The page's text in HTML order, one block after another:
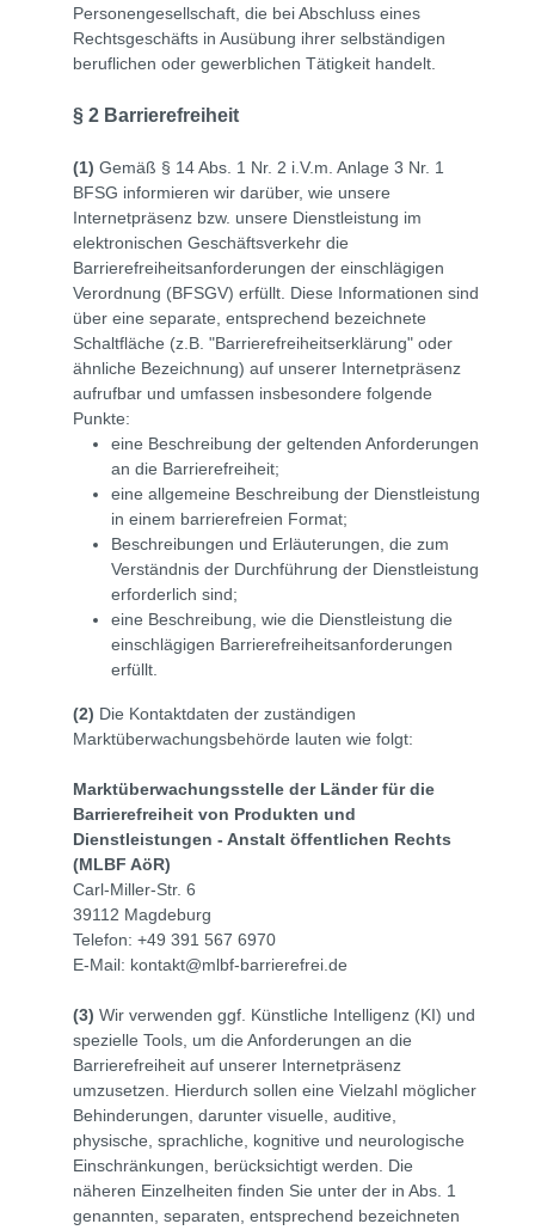
Personengesellschaft, die bei Abschluss eines
Rechtsgeschäfts in Ausübung ihrer selbständigen
beruflichen oder gewerblichen Tätigkeit handelt.
§ 2 Barrierefreiheit
(1) Gemäß § 14 Abs. 1 Nr. 2 i.V.m. Anlage 3 Nr. 1
BFSG informieren wir darüber, wie unsere
Internetpräsenz bzw. unsere Dienstleistung im
elektronischen Geschäftsverkehr die
Barrierefreiheitsanforderungen der einschlägigen
Verordnung (BFSGV) erfüllt. Diese Informationen sind
über eine separate, entsprechend bezeichnete
Schaltfläche (z.B. "Barrierefreiheitserklärung" oder
ähnliche Bezeichnung) auf unserer Internetpräsenz
aufrufbar und umfassen insbesondere folgende
Punkte:
eine Beschreibung der geltenden Anforderungen
an die Barrierefreiheit;
eine allgemeine Beschreibung der Dienstleistung
in einem barrierefreien Format;
Beschreibungen und Erläuterungen, die zum
Verständnis der Durchführung der Dienstleistung
erforderlich sind;
eine Beschreibung, wie die Dienstleistung die
einschlägigen Barrierefreiheitsanforderungen
erfüllt.
(2) Die Kontaktdaten der zuständigen
Marktüberwachungsbehörde lauten wie folgt:
Marktüberwachungsstelle der Länder für die
Barrierefreiheit von Produkten und
Dienstleistungen - Anstalt öffentlichen Rechts
(MLBF AöR)
Carl-Miller-Str. 6
39112 Magdeburg
Telefon: +49 391 567 6970
E-Mail: kontakt@mlbf-barrierefrei.de
(3) Wir verwenden ggf. Künstliche Intelligenz (KI) und
spezielle Tools, um die Anforderungen an die
Barrierefreiheit auf unserer Internetpräsenz
umzusetzen. Hierdurch sollen eine Vielzahl möglicher
Behinderungen, darunter visuelle, auditive,
physische, sprachliche, kognitive und neurologische
Einschränkungen, berücksichtigt werden. Die
näheren Einzelheiten finden Sie unter der in Abs. 1
genannten, separaten, entsprechend bezeichneten